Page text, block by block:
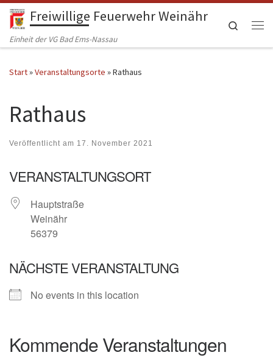
Zum Inhalt springen
Freiwillige Feuerwehr Weinähr
Einheit der VG Bad Ems-Nassau
Search
Start»Veranstaltungsorte »Rathaus
Rathaus
Veröffentlicht am 17. November 2021
VERANSTALTUNGSORT
Hauptstraße
Weinähr
56379
NÄCHSTE VERANSTALTUNG
No events in this location
Kommende Veranstaltungen